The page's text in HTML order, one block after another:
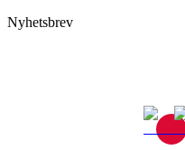
Nyhetsbrev